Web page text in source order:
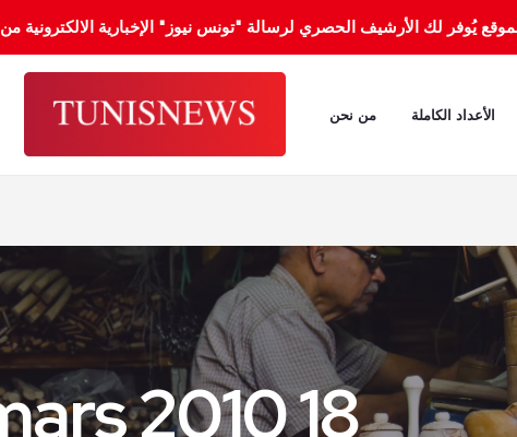
يُوفر لك الأرشيف الحصري لرسالة "تونس نيوز" الإخبارية الالكترونية من 1 ماي 2000 إلى 31 جانفي 2012.
الأعداد الكاملة من نحن
18 mars 2010